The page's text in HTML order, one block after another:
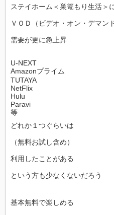
ステイホーム＜巣篭もり生活＞
ＶＯＤ（ビデオ・オン・デマン
需要が更に急上昇
U-NEXT
Amazonプライム
TUTAYA
NetFlix
Hulu
Paravi
等
どれか１つぐらいは
（無料お試し含め）
利用したことがある
という方も少なくないだろう
基本無料で楽しめる